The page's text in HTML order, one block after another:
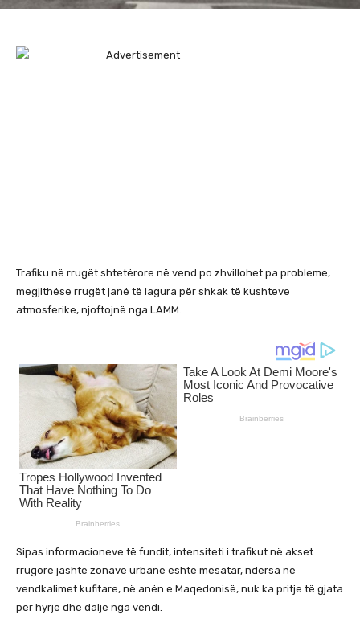
Trafiku në rrugët shtetërore në vend po zhvillohet pa probleme,
megjithëse rrugët janë të lagura për shkak të kushteve
atmosferike, njoftojnë nga LAMM.
Sipas informacioneve të fundit, intensiteti i trafikut në akset
rrugore jashtë zonave urbane është mesatar, ndërsa në
vendkalimet kufitare, në anën e Maqedonisë, nuk ka pritje të gjata
për hyrje dhe dalje nga vendi.